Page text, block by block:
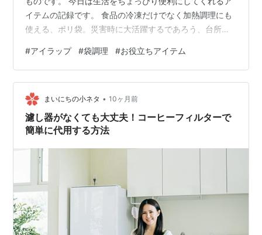
イテムの記録です。 食品の冷凍だけでなく加熱調理にも
使える、ポリ袋。災害時に大活躍するであろう、台所用
増えて唯一無二な存在ではなくなりつつありますが、私
はかれこれ20年近く愛用しています。 私がアイラップを
愛する理由 ポリ袋調理の先駆け的存在 調理しながらでも
取り出しやすい アイラップの姉妹品 アイラップスライド
ジッパーNEOとWジッパーNEO おにぎりぽっけ なんでも
シート アイラップをもっと…
#アイラップ #袋調理 #お役立ちアイテム
まいにちの小ネタ • 10ヶ月前
濾し器がなくても大丈夫！コーヒーフィルターで
簡単に代用する方法